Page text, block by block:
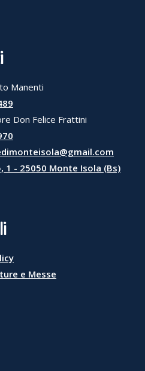
Manenti
Don Felice Frattini
1 - 25050 Monte Isola (Bs)
e Messe